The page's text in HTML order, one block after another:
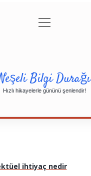
Gizlilik Politikası
menüyü
aç
Bilgi Durağı
Hızlı hikayelerle gününü şenlendir!
ihtiyaç nedir